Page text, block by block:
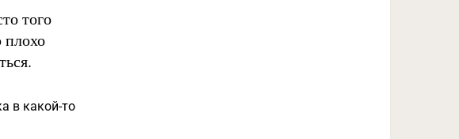
того
плохо
в какой-то